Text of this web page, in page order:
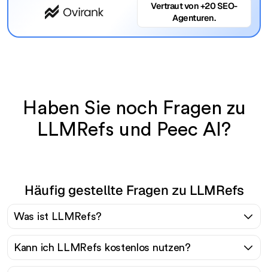
Vertraut von +20 SEO-
Agenturen.
Haben Sie noch Fragen zu
LLMRefs und Peec AI?
Häufig gestellte Fragen zu LLMRefs
Was ist LLMRefs?
Kann ich LLMRefs kostenlos nutzen?